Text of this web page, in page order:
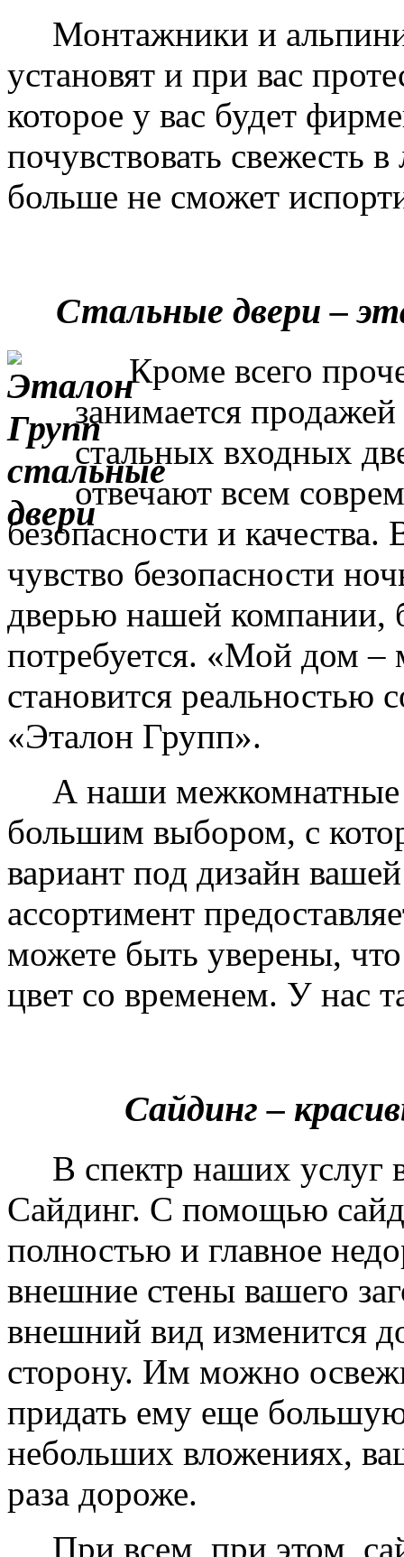
Монтажники и
установят и при вас
которое у вас будет
почувствовать свежесть
больше не сможет
Стальные двери –
Кроме всего
занимается
стальных входных
отвечают всем
безопасности и
чувство безопасности
дверью нашей компании,
потребуется. «Мой дом –
становится реальностью
«Эталон Групп».
А наши межкомнатные
большим выбором, с
вариант под дизайн
ассортимент
можете быть уверены,
цвет со временем. У нас
Сайдинг –
В спектр наших услуг
Сайдинг. С помощью
полностью и главное
внешние стены вашего
внешний вид изменится
сторону. Им можно
придать ему еще
небольших вложениях,
раза дороже.
При всем, при этом,